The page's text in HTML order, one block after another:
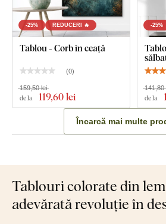
-25% REDUCERI 🔥
Tablou - Corb în ceață
(0)
de la 119,60 lei
159,50 lei
-25%
de la
141,80
Încarcă mai multe
Tablouri colorate din
adevărată revoluție în